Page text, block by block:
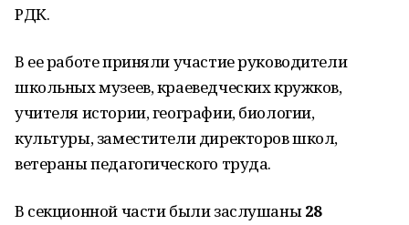
РДК.
В ее работе приняли участие руководители
школьных музеев, краеведческих кружков,
учителя истории, географии, биологии,
культуры, заместители директоров школ,
ветераны педагогического труда.
В секционной части были заслушаны28